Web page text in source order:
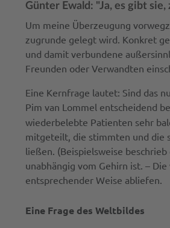
Günter Ewald: "Ja, es gibt
Um meine Überzeugung
zugrunde gelegt wird. Konkret
und damit verbundene
Freunden oder Verwandten
Eine Kernfrage lautet: Sind das
Pim van Lommel entscheidend
wiederbelebte Patienten sehr
mitgeteilt, die stimmten und die
ließen. (Beispielsweise
unabhängig vom Gehirn ist. –
entsprechender Weise abliefen.
Eine Frage des Weltbildes